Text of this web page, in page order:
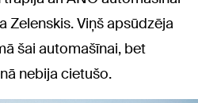
Zelenskis. Viņš apsūdzēja
šai automašīnai, bet
nebija cietušo.